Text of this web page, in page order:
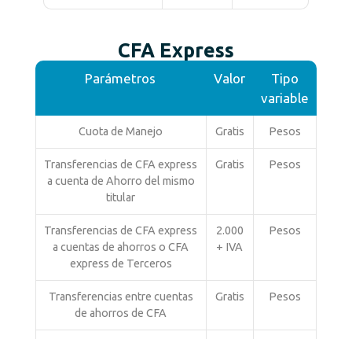
CFA Express
Parámetros Valor
Tipo
variable
Cuota de Manejo Gratis Pesos
Transferencias de CFA express
a cuenta de Ahorro del mismo
titular
Gratis Pesos
Transferencias de CFA express
a cuentas de ahorros o CFA
express de Terceros
2.000
+ IVA
Pesos
Transferencias entre cuentas
de ahorros de CFA
Gratis Pesos